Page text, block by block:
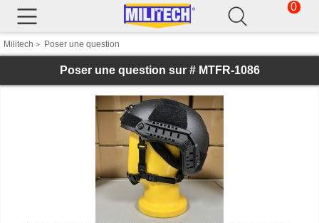
0
Militech > Poser une question
Poser une question sur # MTFR-1086